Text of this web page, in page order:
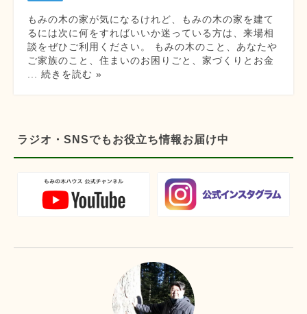
もみの木の家が気になるけれど、もみの木の家を建て
るには次に何をすればいいか迷っている方は、来場相
談をぜひご利用ください。 もみの木のこと、あなたや
ご家族のこと、住まいのお困りごと、家づくりとお金
... 続きを読む »
ラジオ・SNSでもお役立ち情報お届け中